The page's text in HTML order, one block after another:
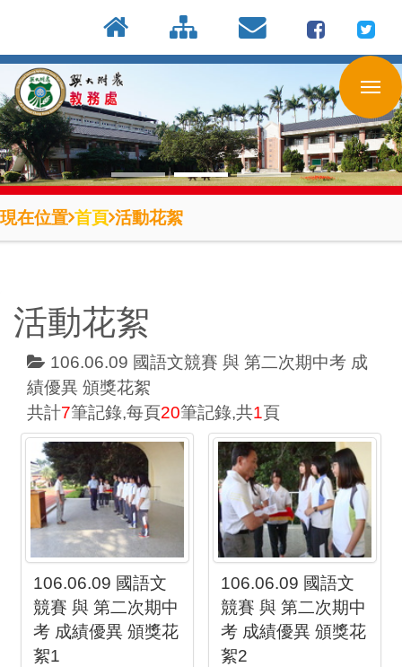
到
主
要
內
容
區
現在位置 首頁 活動花絮
活動花絮
106.06.09 國語文競賽 與 第二次期中考 成
績優異 頒獎花絮
共計7筆記錄,每頁20筆記錄,共1頁
106.06.09 國語文
競賽 與 第二次期中
考 成績優異 頒獎花
絮1
106.06.09 國語文
競賽 與 第二次期中
考 成績優異 頒獎花
絮2